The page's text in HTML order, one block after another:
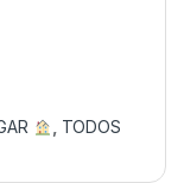
TODOS